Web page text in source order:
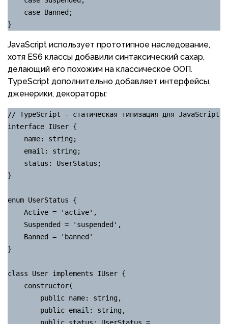
}
JavaScript использует прототипное наследование,
хотя ES6 классы добавили синтаксический сахар,
делающий его похожим на классическое ООП.
TypeScript дополнительно добавляет интерфейсы,
дженерики, декораторы:
// TypeScript - статическая типизация для JavaScript
interface IUser {
}
enum UserStatus {
}
class User implements IUser {